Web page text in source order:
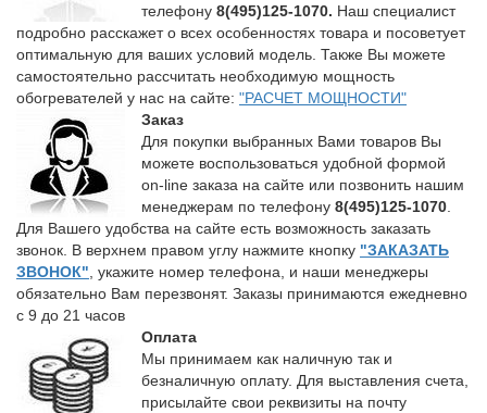
телефону 8(495)125-1070. Наш специалист
подробно расскажет о всех особенностях товара и посоветует
оптимальную для ваших условий модель. Также Вы можете
самостоятельно рассчитать необходимую мощность
обогревателей у нас на сайте: "РАСЧЕТ МОЩНОСТИ"
Заказ
Для покупки выбранных Вами товаров Вы
можете воспользоваться удобной формой
on-line заказа на сайте или позвонить нашим
менеджерам по телефону 8(495)125-1070.
Для Вашего удобства на сайте есть возможность заказать
звонок. В верхнем правом углу нажмите кнопку "ЗАКАЗАТЬ
ЗВОНОК", укажите номер телефона, и наши менеджеры
обязательно Вам перезвонят. Заказы принимаются ежедневно
с 9 до 21 часов
Оплата
Мы принимаем как наличную так и
безналичную оплату. Для выставления счета,
присылайте свои реквизиты на почту